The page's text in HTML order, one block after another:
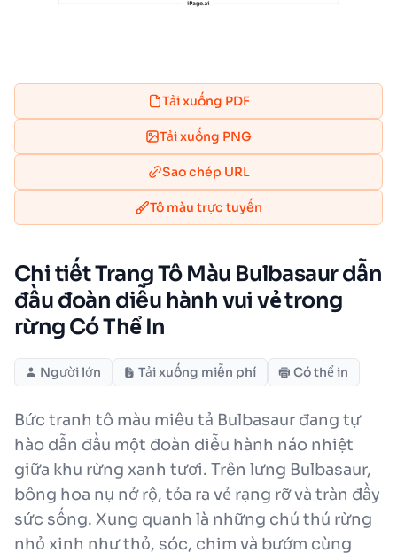
Tải xuống PDF
Tải xuống PNG
Sao chép URL
Tô màu trực tuyến
Chi tiết Trang Tô Màu Bulbasaur dẫn
đầu đoàn diễu hành vui vẻ trong
rừng Có Thể In
Người lớn Tải xuống miễn phí Có thể in
Bức tranh tô màu miêu tả Bulbasaur đang tự
hào dẫn đầu một đoàn diễu hành náo nhiệt
giữa khu rừng xanh tươi. Trên lưng Bulbasaur,
bông hoa nụ nở rộ, tỏa ra vẻ rạng rỡ và tràn đầy
sức sống. Xung quanh là những chú thú rừng
nhỏ xinh như thỏ, sóc, chim và bướm cùng